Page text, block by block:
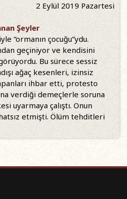
2 Eylül 2019 Pazartesi
Şeyler
“ormanın çocuğu”ydu.
geçiniyor ve kendisini
Bu sürece sessiz
ağaç kesenleri, izinsiz
ihbar etti, protesto
verdiği demeçlerle soruna
uyarmaya çalıştı. Onun
etmişti. Ölüm tehditleri